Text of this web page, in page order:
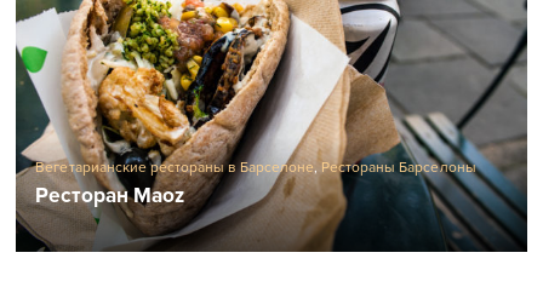
Вегетарианские рестораны в Барселоне, Рестораны Барселоны
Ресторан Maoz